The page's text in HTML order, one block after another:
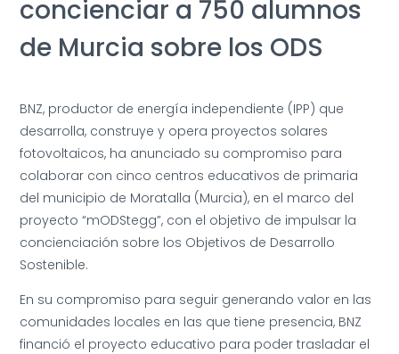
concienciar a 750 alumnos
de Murcia sobre los ODS
BNZ, productor de energía independiente (IPP) que
desarrolla, construye y opera proyectos solares
fotovoltaicos, ha anunciado su compromiso para
colaborar con cinco centros educativos de primaria
del municipio de Moratalla (Murcia), en el marco del
proyecto “mODStegg”, con el objetivo de impulsar la
concienciación sobre los Objetivos de Desarrollo
Sostenible.
En su compromiso para seguir generando valor en las
comunidades locales en las que tiene presencia, BNZ
financió el proyecto educativo para poder trasladar el